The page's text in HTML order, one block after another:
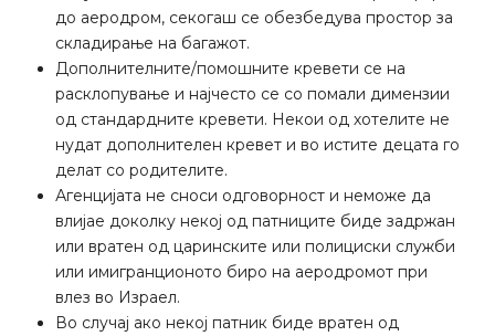
до аеродром, секогаш се обезбедува простор за
складирање на багажот.
Дополнителните/помошните кревети се на
расклопување и најчесто се со помали димензии
од стандардните кревети. Некои од хотелите не
нудат дополнителен кревет и во истите децата го
делат со родителите.
Агенцијата не сноси одговорност и неможе да
влијае доколку некој од патниците биде задржан
или вратен од царинските или полициски служби
или имигранционото биро на аеродромот при
влез во Израел.
Во случај ако некој патник биде вратен од